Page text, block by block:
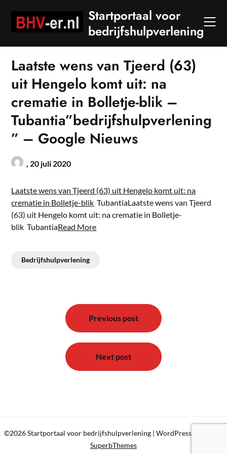
content
Startportaal voor
bedrijfshulpverlening
Laatste wens van Tjeerd (63)
uit Hengelo komt uit: na
crematie in Bolletje-blik –
Tubantia”bedrijfshulpverlening
” – Google Nieuws
, 20 juli 2020
Laatste wens van Tjeerd (63) uit Hengelo komt uit: na
crematie in Bolletje-blik TubantiaLaatste wens van Tjeerd
(63) uit Hengelo komt uit: na crematie in Bolletje-
blik TubantiaRead More
Bedrijfshulpverlening
Previous post
Next post
©2026 Startportaal voor bedrijfshulpverlening | WordPress Theme by
SuperbThemes